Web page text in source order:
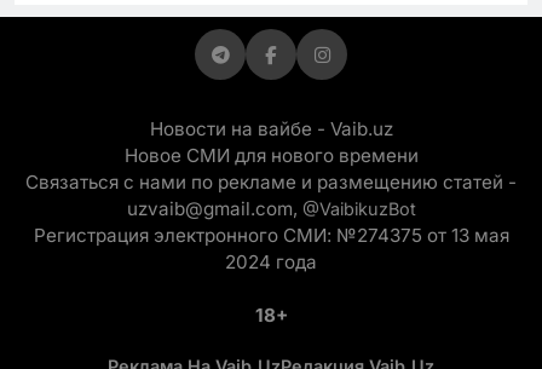
Новости на вайбе - Vaib.uz
Новое СМИ для нового времени
Связаться с нами по рекламе и размещению статей -
uzvaib@gmail.com, @VaibikuzBot
Регистрация электронного СМИ: №274375 от 13 мая
2024 года
18+